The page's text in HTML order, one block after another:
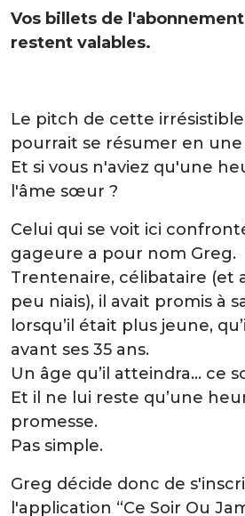
Vos billets de
restent valables.
Le pitch de cette
pourrait se résumer en
Et si vous n'aviez qu'une
l'âme sœur ?
Celui qui se voit ici
gageure a pour nom Greg.
Trentenaire, célibataire (et
peu niais), il avait promis à
lorsqu’il était plus jeune,
avant ses 35 ans.
Un âge qu’il atteindra… ce
Et il ne lui reste qu’une
promesse.
Pas simple.
Greg décide donc de
l'application “Ce Soir Ou